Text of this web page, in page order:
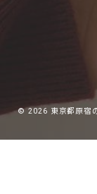
© 2026 東京都原宿